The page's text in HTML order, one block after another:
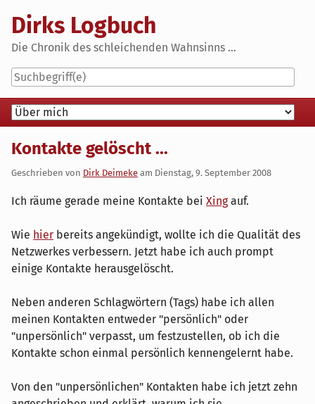
content
Dirks Logbuch
Die Chronik des schleichenden Wahnsinns ...
Navigation
Kontakte gelöscht ...
Geschrieben von Dirk Deimeke am Dienstag, 9. September 2008
Ich räume gerade meine Kontakte bei Xingauf.
Wie hier bereits angekündigt, wollte ich die Qualität des
Netzwerkes verbessern. Jetzt habe ich auch prompt
einige Kontakte herausgelöscht.
Neben anderen Schlagwörtern (Tags) habe ich allen
meinen Kontakten entweder "persönlich" oder
"unpersönlich" verpasst, um festzustellen, ob ich die
Kontakte schon einmal persönlich kennengelernt habe.
Von den "unpersönlichen" Kontakten habe ich jetzt zehn